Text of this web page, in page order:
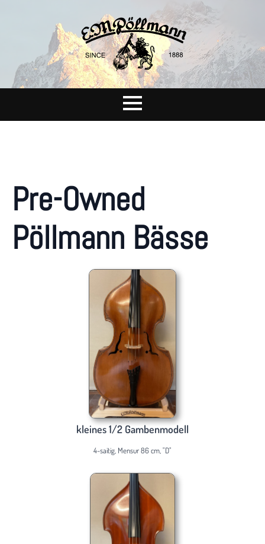
Pre-Owned
Pöllmann Bässe
kleines 1/2 Gambenmodell
4-saitig, Mensur 86 cm, "D"